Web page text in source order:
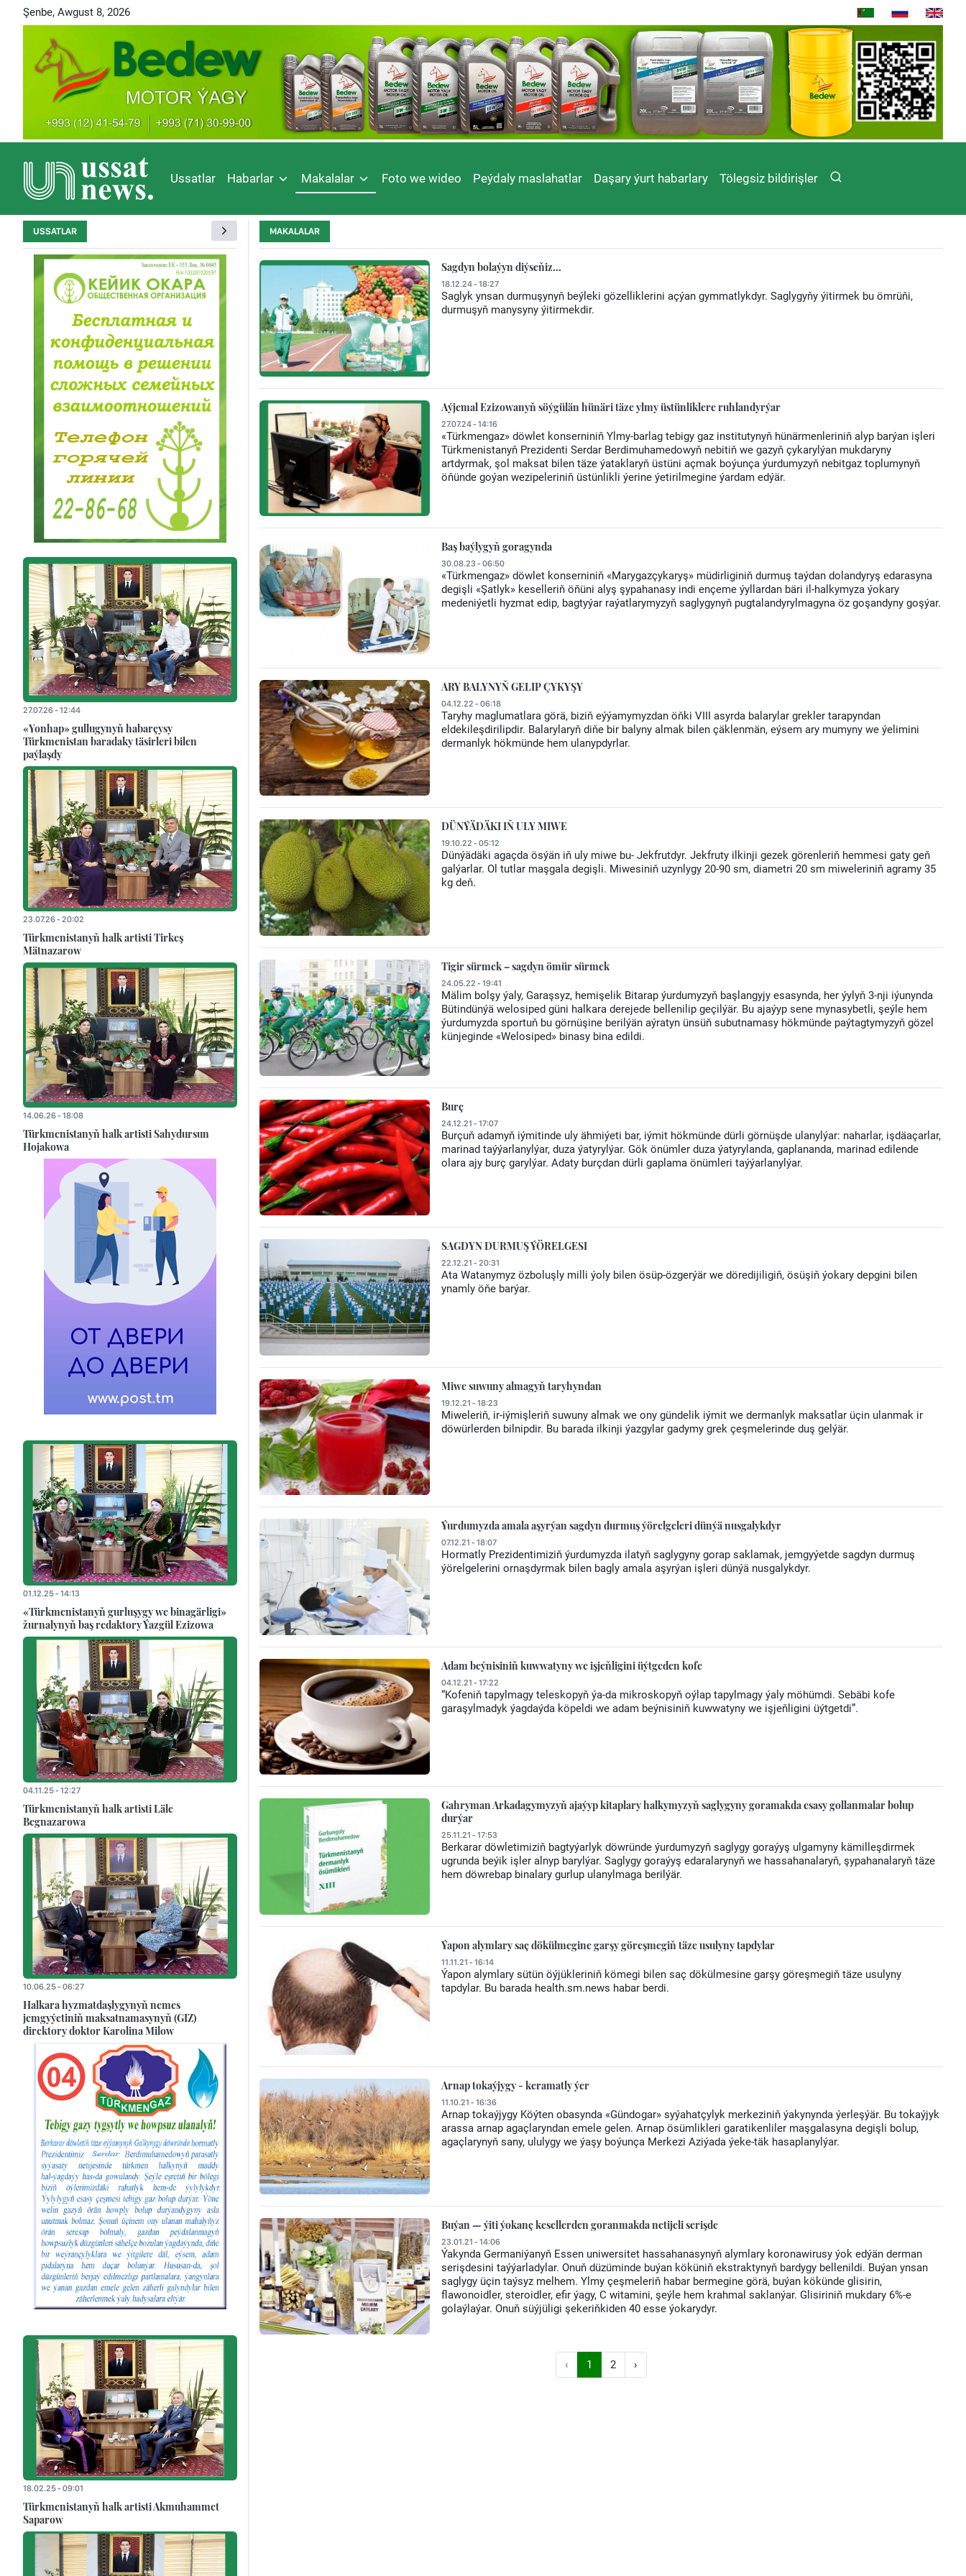
Şenbe, Awgust 8, 2026
Ussatlar Habarlar Makalalar Foto we wideo Peýdaly maslahatlar Daşary ýurt habarlary Tölegsiz bildirişler
MAKALALAR
Sagdyn bolaýyn diýseňiz...
18.12.24 - 18:27
Saglyk ynsan durmuşynyň beýleki gözelliklerini açýan gymmatlykdyr. Saglygyňy ýitirmek bu ömrüňi,
durmuşyň manysyny ýitirmekdir.
Aýjemal Ezizowanyň söýgülän hünäri täze ylmy üstünliklere ruhlandyrýar
27.07.24 - 14:16
«Türkmengaz» döwlet konserniniň Ylmy-barlag tebigy gaz institutynyň hünärmenleriniň alyp barýan işleri
Türkmenistanyň Prezidenti Serdar Berdimuhamedowyň nebitiň we gazyň çykarylýan mukdaryny
artdyrmak, şol maksat bilen täze ýataklaryň üstüni açmak boýunça ýurdumyzyň nebitgaz toplumynyň
öňünde goýan wezipeleriniň üstünlikli ýerine ýetirilmegine ýardam edýär.
Baş baýlygyň goragynda
30.08.23 - 06:50
«Türkmengaz» döwlet konserniniň «Marygazçykaryş» müdirliginiň durmuş taýdan dolandyryş edarasyna
degişli «Şatlyk» keselleriň öňüni alyş şypahanasy indi ençeme ýyllardan bäri il-halkymyza ýokary
medeniýetli hyzmat edip, bagtyýar raýatlarymyzyň saglygynyň pugtalandyrylmagyna öz goşandyny goşýar.
ARY BALYNYŇ GELIP ÇYKYŞY
04.12.22 - 06:18
Taryhy maglumatlara görä, biziň eýýamymyzdan öňki VIII asyrda balarylar grekler tarapyndan
eldekileşdirilipdir. Balarylaryň diňe bir balyny almak bilen çäklenmän, eýsem ary mumyny we ýelimini
dermanlyk hökmünde hem ulanypdyrlar.
DÜNÝÄDÄKI IŇ ULY MIWE
19.10.22 - 05:12
Dünýädäki agaçda ösýän iň uly miwe bu- Jekfrutdyr. Jekfruty ilkinji gezek görenleriň hemmesi gaty geň
galýarlar. Ol tutlar maşgala degişli. Miwesiniň uzynlygy 20-90 sm, diametri 20 sm miweleriniň agramy 35
kg deň.
Tigir sürmek – sagdyn ömür sürmek
24.05.22 - 19:41
Mälim bolşy ýaly, Garaşsyz, hemişelik Bitarap ýurdumyzyň başlangyjy esasynda, her ýylyň 3-nji iýunynda
Bütindünýä welosiped güni halkara derejede bellenilip geçilýär. Bu ajaýyp sene mynasybetli, şeýle hem
ýurdumyzda sportuň bu görnüşine berilýän aýratyn ünsüň subutnamasy hökmünde paýtagtymyzyň gözel
künjeginde «Welosiped» binasy bina edildi.
Burç
24.12.21 - 17:07
Burçuň adamyň iýmitinde uly ähmiýeti bar, iýmit hökmünde dürli görnüşde ulanylýar: naharlar, işdäaçarlar,
marinad taýýarlanylýar, duza ýatyrylýar. Gök önümler duza ýatyrylanda, gaplananda, marinad edilende
olara ajy burç garylýar. Adaty burçdan dürli gaplama önümleri taýýarlanylýar.
SAGDYN DURMUŞ ÝÖRELGESI
22.12.21 - 20:31
Ata Watanymyz özboluşly milli ýoly bilen ösüp-özgerýär we döredijiligiň, ösüşiň ýokary depgini bilen
ynamly öňe barýar.
Miwe suwuny almagyň taryhyndan
19.12.21 - 18:23
Miweleriň, ir-iýmişleriň suwuny almak we ony gündelik iýmit we dermanlyk maksatlar üçin ulanmak ir
döwürlerden bilnipdir. Bu barada ilkinji ýazgylar gadymy grek çeşmelerinde duş gelýär.
Ýurdumyzda amala aşyrýan sagdyn durmuş ýörelgeleri dünýä nusgalykdyr
07.12.21 - 18:07
Hormatly Prezidentimiziň ýurdumyzda ilatyň saglygyny gorap saklamak, jemgyýetde sagdyn durmuş
ýörelgelerini ornaşdyrmak bilen bagly amala aşyrýan işleri dünýä nusgalykdyr.
Adam beýnisiniň kuwwatyny we işjeňligini üýtgeden kofe
04.12.21 - 17:22
“Kofeniň tapylmagy teleskopyň ýa-da mikroskopyň oýlap tapylmagy ýaly möhümdi. Sebäbi kofe
garaşylmadyk ýagdaýda köpeldi we adam beýnisiniň kuwwatyny we işjeňligini üýtgetdi”.
Gahryman Arkadagymyzyň ajaýyp kitaplary halkymyzyň saglygyny goramakda esasy gollanmalar bolup
durýar
25.11.21 - 17:53
Berkarar döwletimiziň bagtyýarlyk döwründe ýurdumyzyň saglygy goraýyş ulgamyny kämilleşdirmek
ugrunda beýik işler alnyp barylýar. Saglygy goraýyş edaralarynyň we hassahanalaryň, şypahanalaryň täze
hem döwrebap binalary gurlup ulanylmaga berilýär.
Ýapon alymlary saç dökülmegine garşy göreşmegiň täze usulyny tapdylar
11.11.21 - 16:14
Ýapon alymlary sütün öýjükleriniň kömegi bilen saç dökülmesine garşy göreşmegiň täze usulyny
tapdylar. Bu barada health.sm.news habar berdi.
Arnap tokaýjygy - keramatly ýer
11.10.21 - 16:36
Arnap tokaýjygy Köýten obasynda «Gündogar» syýahatçylyk merkeziniň ýakynynda ýerleşýär. Bu tokaýjyk
arassa arnap agaçlaryndan emele gelen. Arnap ösümlikleri garatikenliler maşgalasyna degişli bolup,
agaçlarynyň sany, ululygy we ýaşy boýunça Merkezi Aziýada ýeke-täk hasaplanylýar.
Buýan — ýiti ýokanç kesellerden goranmakda netijeli serişde
23.01.21 - 14:06
Ýakynda Germaniýanyň Essen uniwersitet hassahanasynyň alymlary koronawirusy ýok edýän derman
serişdesini taýýarladylar. Onuň düzüminde buýan köküniň ekstraktynyň bardygy bellenildi. Buýan ynsan
saglygy üçin taýsyz melhem. Ylmy çeşmeleriň habar bermegine görä, buýan kökünde glisirin,
flawonoidler, steroidler, efir ýagy, C witamini, şeýle hem krahmal saklanýar. Glisiriniň mukdary 6%-e
golaýlaýar. Onuň süýjüligi şekeriňkiden 40 esse ýokarydyr.
‹ 1 2 ›
USSATLAR
27.07.26 - 12:44
«Yonhap» gullugynyň habarçysy
Türkmenistan baradaky täsirleri bilen
paýlaşdy
23.07.26 - 20:02
Türkmenistanyň halk artisti Tirkeş
Mätnazarow
14.06.26 - 18:08
Türkmenistanyň halk artisti Sahydursun
Hojakowa
01.12.25 - 14:13
«Türkmenistanyň gurluşygy we binagärligi»
žurnalynyň baş redaktory Ýazgül Ezizowa
04.11.25 - 12:27
Türkmenistanyň halk artisti Läle
Begnazarowa
10.06.25 - 06:27
Halkara hyzmatdaşlygynyň nemes
jemgyýetiniň maksatnamasynyň (GIZ)
direktory doktor Karolina Milow
18.02.25 - 09:01
Türkmenistanyň halk artisti Akmuhammet
Saparow